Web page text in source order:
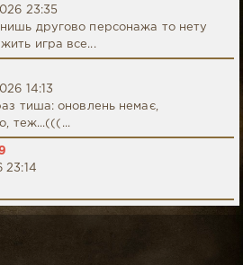
23:35
другово персонажа то нету
игра все...
14:13
тиша: оновлень немає,
теж...(((...
23:14